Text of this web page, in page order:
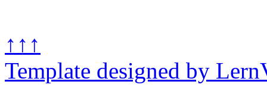
↑↑↑
Template designed by